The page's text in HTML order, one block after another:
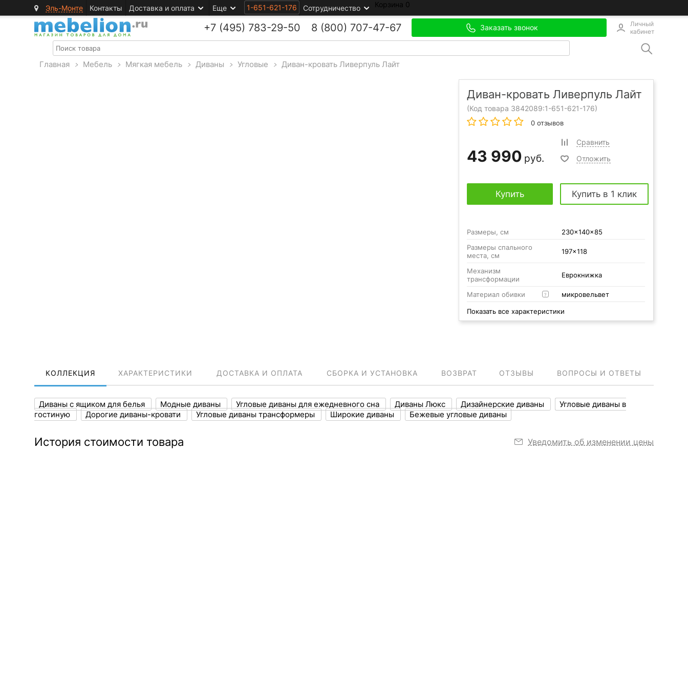
Эль-Монте Контакты Доставка и оплата Еще 1-651-621-176 Сотрудничество Корзина 0
+7 (495) 783-29-50 8 (800) 707-47-67 Заказать звонок
Личный
кабинет
Главная > Мебель > Мягкая мебель > Диваны > Угловые > Диван-кровать Ливерпуль Лайт
Диван-кровать Ливерпуль Лайт
(Код товара 3842089:1-651-621-176)
0 отзывов
43 990 руб.
Сравнить
Отложить
Купить Купить в 1 клик
Размеры, см
230x140x85
Размеры спального
места, см
197x118
Механизм
трансформации
Еврокнижка
Материал обивки ? микровельвет
Показать все характеристики
КОЛЛЕКЦИЯ ХАРАКТЕРИСТИКИ ДОСТАВКА И ОПЛАТА СБОРКА И УСТАНОВКА ВОЗВРАТ ОТЗЫВЫ ВОПРОСЫ И ОТВЕТЫ
Диваны с ящиком для белья Модные диваны Угловые диваны для ежедневного сна Диваны Люкс Дизайнерские диваны
Угловые диваны в
гостиную
Дорогие диваны-кровати Угловые диваны трансформеры Широкие диваны Бежевые угловые диваны
История стоимости товара Уведомить об изменении цены